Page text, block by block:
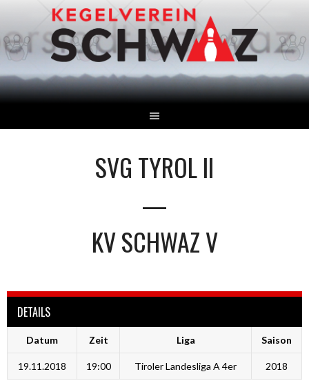
Inhalt
SVG TYROL II
—
KV SCHWAZ V
DETAILS
Datum Zeit Liga Saison
19.11.2018 19:00 Tiroler Landesliga A 4er 2018